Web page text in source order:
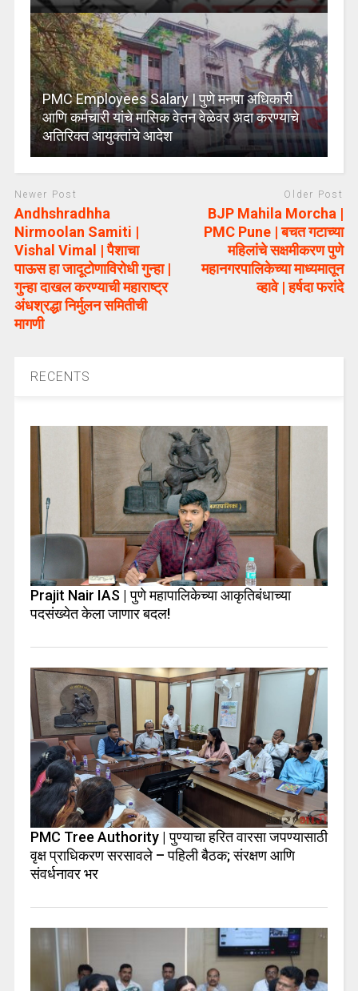
PMC Employees Salary | पुणे मनपा अधिकारी
आणि कर्मचारी यांचे मासिक वेतन वेळेवर अदा करण्याचे
अतिरिक्त आयुक्तांचे आदेश
Newer Post
Andhshradhha
Nirmoolan Samiti |
Vishal Vimal | पैशाचा
पाऊस हा जादूटोणाविरोधी गुन्हा |
गुन्हा दाखल करण्याची महाराष्ट्र
अंधश्रद्धा निर्मुलन समितीची
मागणी
Older Post
BJP Mahila Morcha |
PMC Pune | बचत गटाच्या
महिलांचे सक्षमीकरण पुणे
महानगरपालिकेच्या माध्यमातून
व्हावे | हर्षदा फरांदे
RECENTS
Prajit Nair IAS | पुणे महापालिकेच्या आकृतिबंधाच्या
पदसंख्येत केला जाणार बदल!
PMC Tree Authority | पुण्याचा हरित वारसा जपण्यासाठी
वृक्ष प्राधिकरण सरसावले – पहिली बैठक; संरक्षण आणि
संवर्धनावर भर